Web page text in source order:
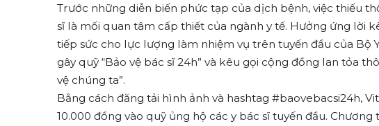
Trước những diễn biến phức tạp của dịch bệnh, việc thiếu
sĩ là mối quan tâm cấp thiết của ngành y tế. Hưởng ứng lời
tiếp sức cho lực lượng làm nhiệm vụ trên tuyến đầu của Bộ
gây quỹ “Bảo vệ bác sĩ 24h” và kêu gọi cộng đồng lan tỏa
vệ chúng ta”.
Bằng cách đăng tải hình ảnh và hashtag #baovebacsi24h,
10.000 đồng vào quỹ ủng hộ các y bác sĩ tuyến đầu.